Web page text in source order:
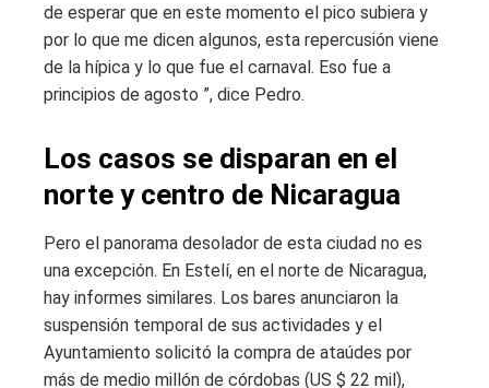
de esperar que en este momento el pico subiera y
por lo que me dicen algunos, esta repercusión viene
de la hípica y lo que fue el carnaval. Eso fue a
principios de agosto ”, dice Pedro.
Los casos se disparan en el
norte y centro de Nicaragua
Pero el panorama desolador de esta ciudad no es
una excepción. En Estelí, en el norte de Nicaragua,
hay informes similares. Los bares anunciaron la
suspensión temporal de sus actividades y el
Ayuntamiento solicitó la compra de ataúdes por
más de medio millón de córdobas (US $ 22 mil),